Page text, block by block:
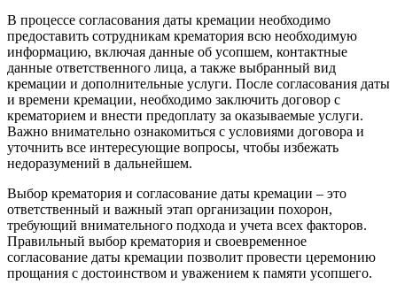
В процессе согласования даты кремации необходимо
предоставить сотрудникам крематория всю необходимую
информацию, включая данные об усопшем, контактные
данные ответственного лица, а также выбранный вид
кремации и дополнительные услуги. После согласования даты
и времени кремации, необходимо заключить договор с
крематорием и внести предоплату за оказываемые услуги.
Важно внимательно ознакомиться с условиями договора и
уточнить все интересующие вопросы, чтобы избежать
недоразумений в дальнейшем.
Выбор крематория и согласование даты кремации – это
ответственный и важный этап организации похорон,
требующий внимательного подхода и учета всех факторов.
Правильный выбор крематория и своевременное
согласование даты кремации позволит провести церемонию
прощания с достоинством и уважением к памяти усопшего.